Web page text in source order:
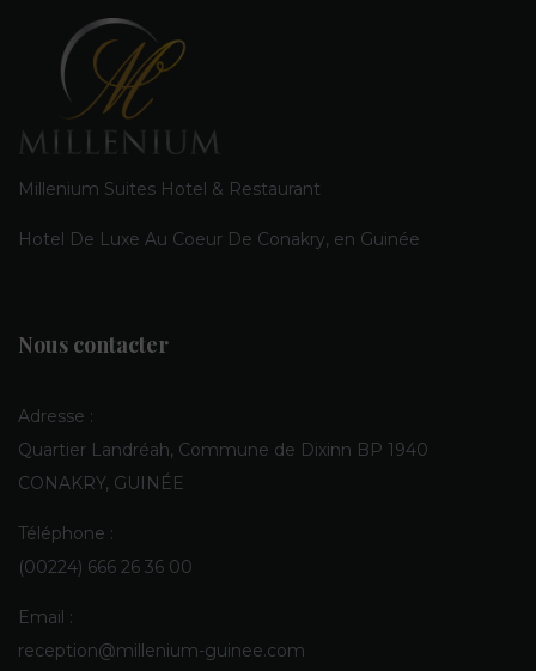
Millenium Suites Hotel & Restaurant
Hotel De Luxe Au Coeur De Conakry, en Guinée
Nous contacter
Adresse :
Quartier Landréah, Commune de Dixinn BP 1940
CONAKRY, GUINÉE
Téléphone :
(00224) 666 26 36 00
Email :
reception@millenium-guinee.com